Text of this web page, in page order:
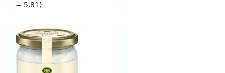
= 5.81)